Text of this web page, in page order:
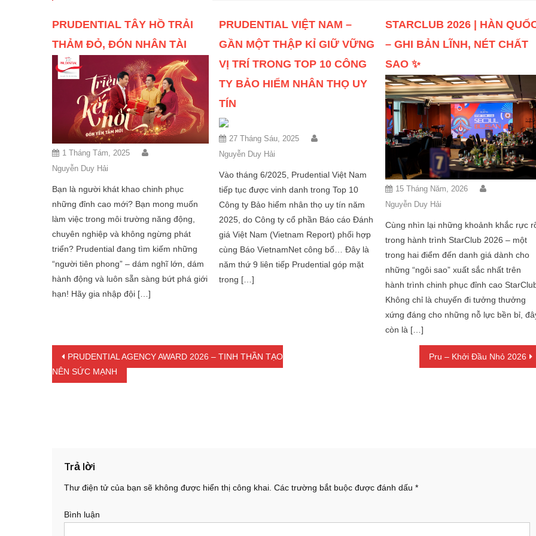
PRUDENTIAL TÂY HỒ TRẢI
THẢM ĐỎ, ĐÓN NHÂN TÀI
1 Tháng Tám, 2025
Nguyễn Duy Hải
Bạn là người khát khao chinh phục
những đỉnh cao mới? Bạn mong muốn
làm việc trong môi trường năng động,
chuyên nghiệp và không ngừng phát
triển? Prudential đang tìm kiếm những
“người tiên phong” – dám nghĩ lớn, dám
hành động và luôn sẵn sàng bứt phá giới
hạn! Hãy gia nhập đội […]
PRUDENTIAL VIỆT NAM –
GẦN MỘT THẬP KỈ GIỮ VỮNG
VỊ TRÍ TRONG TOP 10 CÔNG
TY BẢO HIỂM NHÂN THỌ UY
TÍN
27 Tháng Sáu, 2025
Nguyễn Duy Hải
Vào tháng 6/2025, Prudential Việt Nam
tiếp tục được vinh danh trong Top 10
Công ty Bảo hiểm nhân thọ uy tín năm
2025, do Công ty cổ phần Báo cáo Đánh
giá Việt Nam (Vietnam Report) phối hợp
cùng Báo VietnamNet công bố… Đây là
năm thứ 9 liên tiếp Prudential góp mặt
trong […]
STARCLUB 2026 | HÀN
– GHI BẢN LĨNH, NÉT CHẤT
SAO ✨
15 Tháng Năm, 2026
Nguyễn Duy Hải
Cùng nhìn lại những khoảnh khắc rực
trong hành trình StarClub 2026 – một
trong hai điểm đến danh giá dành cho
những “ngôi sao” xuất sắc nhất trên
hành trình chinh phục đỉnh cao
Không chỉ là chuyến đi tưởng thưởng
xứng đáng cho những nỗ lực bền bỉ,
còn là […]
Điều hướng bài viết
PRUDENTIAL AGENCY AWARD 2026 – TINH THẦN TẠO
NÊN SỨC MẠNH
Pru – Khởi Đầu Nhỏ 2026
Trả lời
Thư điện tử của bạn sẽ không được hiển thị công khai. Các trường bắt buộc được đánh dấu *
Bình luận